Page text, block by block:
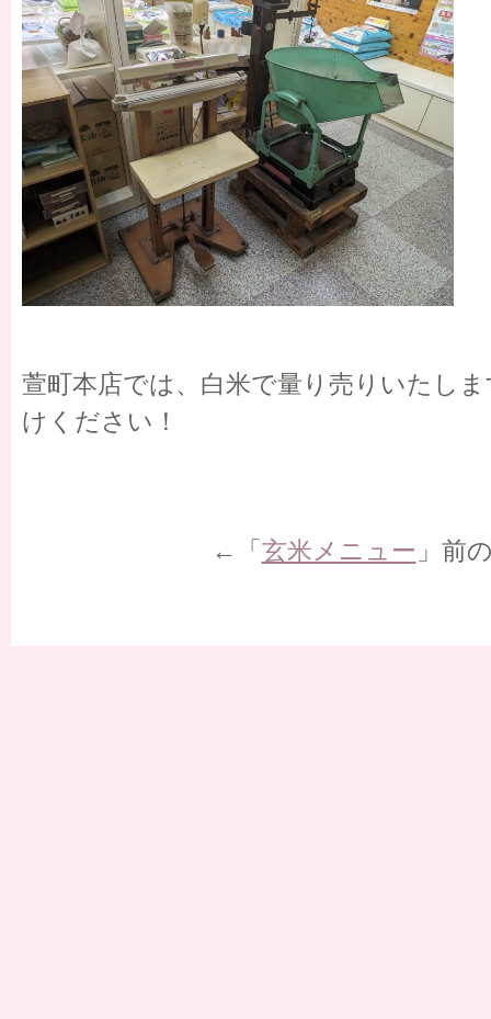
萱町本店では、白米で量り売りいたし
けください！
←「 玄米メニュー 」前